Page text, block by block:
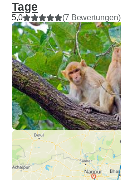
Tage
5,0 (7 Bewertungen)